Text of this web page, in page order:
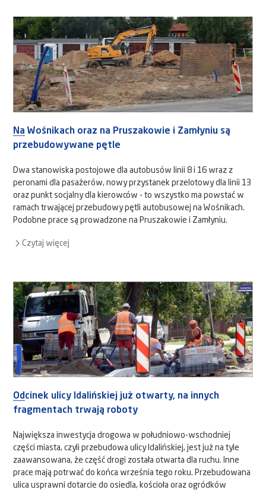
Na Wośnikach oraz na Pruszakowie i Zamłyniu są
przebudowywane pętle
Dwa stanowiska postojowe dla autobusów linii 8 i 16 wraz z
peronami dla pasażerów, nowy przystanek przelotowy dla linii 13
oraz punkt socjalny dla kierowców - to wszystko ma powstać w
ramach trwającej przebudowy pętli autobusowej na Wośnikach.
Podobne prace są prowadzone na Pruszakowie i Zamłyniu.
Czytaj więcej
Odcinek ulicy Idalińskiej już otwarty, na innych
fragmentach trwają roboty
Największa inwestycja drogowa w południowo-wschodniej
części miasta, czyli przebudowa ulicy Idalińskiej, jest już na tyle
zaawansowana, że część drogi została otwarta dla ruchu. Inne
prace mają potrwać do końca września tego roku. Przebudowana
ulica usprawni dotarcie do osiedla, kościoła oraz ogródków